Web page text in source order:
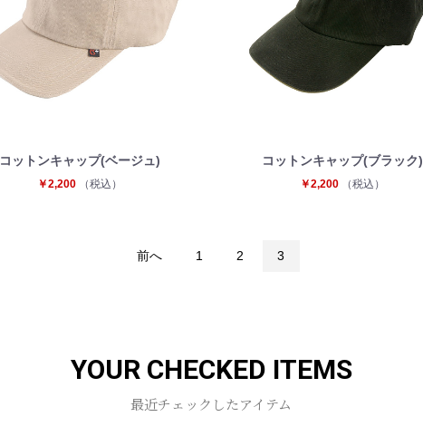
コットンキャップ(ベージュ)
￥2,200 （税込）
コットンキャップ(ブラック)
￥2,200 （税込）
前へ 1 2 3
YOUR CHECKED ITEMS
最近チェックしたアイテム